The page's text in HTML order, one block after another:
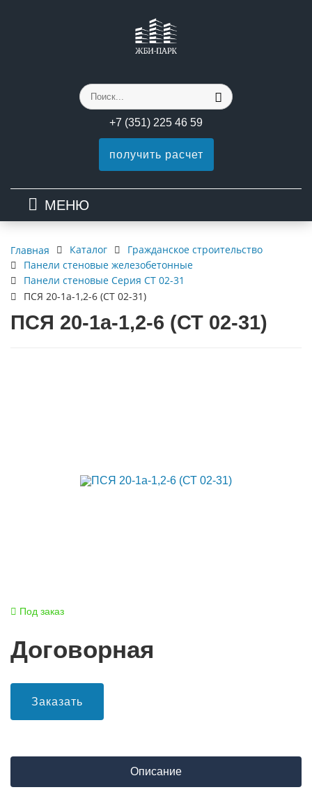
+7 (351) 225 46 59
получить расчет
МЕНЮ
Главная Каталог
Гражданское строительство
Панели стеновые железобетонные
Панели стеновые Серия СТ 02-31
ПСЯ 20-1а-1,2-6 (СТ 02-31)
ПСЯ 20-1а-1,2-6 (СТ 02-31)
Под заказ
Договорная
Заказать
Описание